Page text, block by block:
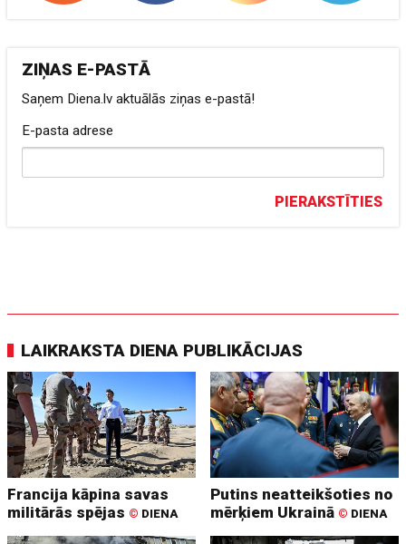
ZIŅAS E-PASTĀ
Saņem Diena.lv aktuālās ziņas e-pastā!
E-pasta adrese
PIERAKSTĪTIES
LAIKRAKSTA DIENA PUBLIKĀCIJAS
Francija kāpina savas
militārās spējas © DIENA
Putins neatteikšoties no
mērķiem Ukrainā © DIENA